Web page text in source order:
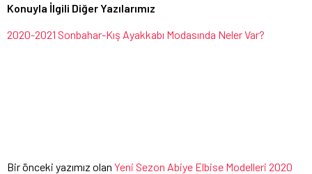
Konuyla İlgili Diğer Yazılarımız
2020-2021 Sonbahar-Kış Ayakkabı Modasında Neler Var?
Bir önceki yazımız olan Yeni Sezon Abiye Elbise Modelleri 2020